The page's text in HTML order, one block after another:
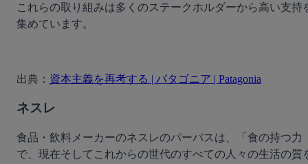
これらの取り組みは多くのステークホルダーから高い支持
集めています。
出典： 資本主義を再考する | パタゴニア | Patagonia
ネスレ
食品・飲料メーカーのネスレのパーパスは、「食の持つ力
で、現在そしてこれからの世代のすべての人々の生活の質